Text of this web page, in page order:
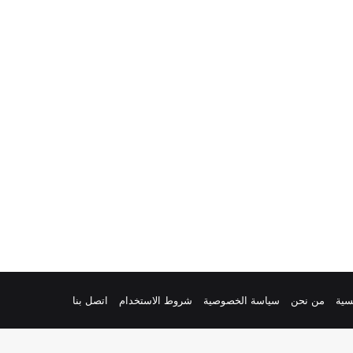
من نحن سياسة الخصوصية شروط الاستخدام اتصل بنا